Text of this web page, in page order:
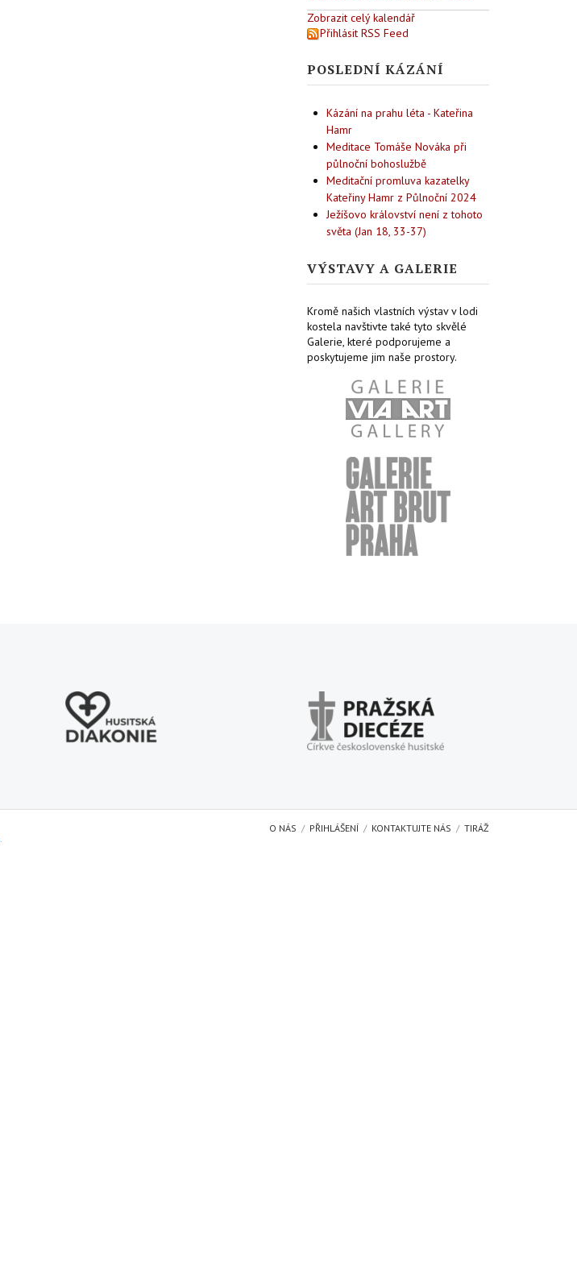
Zobrazit celý kalendář
Přihlásit RSS Feed
POSLEDNÍ KÁZÁNÍ
Kázání na prahu léta - Kateřina
Hamr
Meditace Tomáše Nováka při
půlnoční bohoslužbě
Meditační promluva kazatelky
Kateřiny Hamr z Půlnoční 2024
Ježíšovo království není z tohoto
světa (Jan 18, 33-37)
VÝSTAVY A GALERIE
Kromě našich vlastních výstav v lodi
kostela navštivte také tyto skvělé
Galerie, které podporujeme a
poskytujeme jim naše prostory.
.
O NÁS PŘIHLÁŠENÍ KONTAKTUJTE NÁS TIRÁŽ